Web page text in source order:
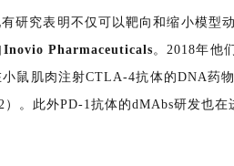
研究表明不仅可以靶向和缩小模型
Inovio Pharmaceuticals。2018年他
鼠肌肉注射CTLA-4抗体的DNA药
。此外PD-1抗体的dMAbs研发也在